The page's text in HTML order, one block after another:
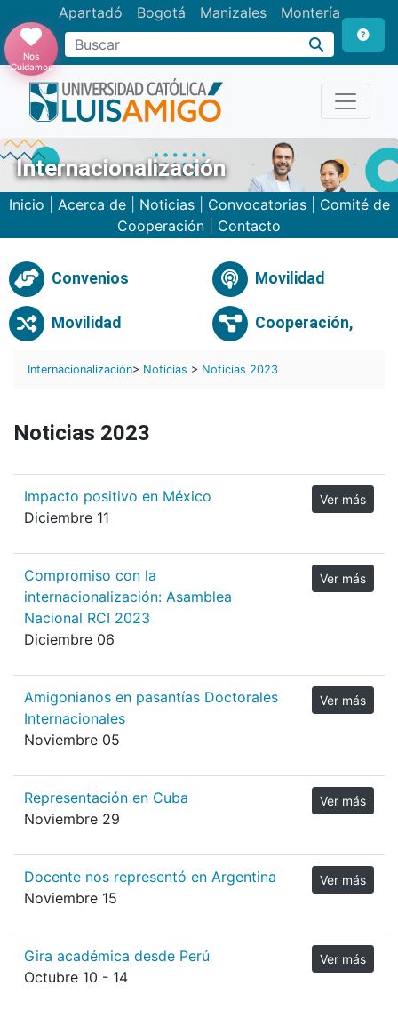
Apartadó Bogotá Manizales Montería
Buscar
Nos
Cuidamos
Internacionalización
Inicio Acerca de| Noticias| Convocatorias| Comité de
Cooperación
Contacto
Convenios Movilidad
Movilidad Cooperación,
Internacionalización> Noticias > Noticias 2023
Noticias 2023
Impacto positivo en México
Diciembre 11
Ver más
Compromiso con la
internacionalización: Asamblea
Nacional RCI 2023
Diciembre 06
Ver más
Amigonianos en pasantías Doctorales
Internacionales
Noviembre 05
Ver más
Representación en Cuba
Noviembre 29
Ver más
Docente nos representó en Argentina
Noviembre 15
Ver más
Gira académica desde Perú
Octubre 10 - 14
Ver más